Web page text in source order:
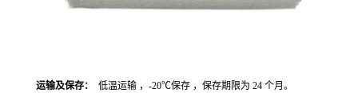
运输及保存：
低温运输 ，-20℃保存 ，保存期限为 24 个月。